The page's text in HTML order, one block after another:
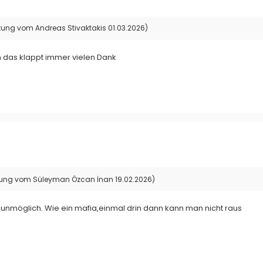
vom Andreas Stivaktakis 01.03.2026)
klappt immer vielen Dank
vom Süleyman Özcan İnan 19.02.2026)
Wie ein mafia,einmal drin dann kann man nicht raus